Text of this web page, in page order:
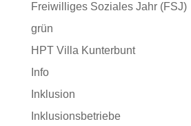
Freiwilliges Soziales Jahr (FSJ)
grün
HPT Villa Kunterbunt
Info
Inklusion
Inklusionsbetriebe